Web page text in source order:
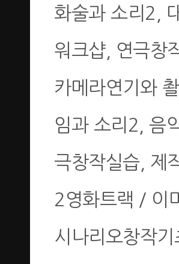
화술과 소리2,
워크샵, 연극창
카메라연기와
임과 소리2, 음
극창작실습, 제
2영화트랙 / 이
시나리오창작